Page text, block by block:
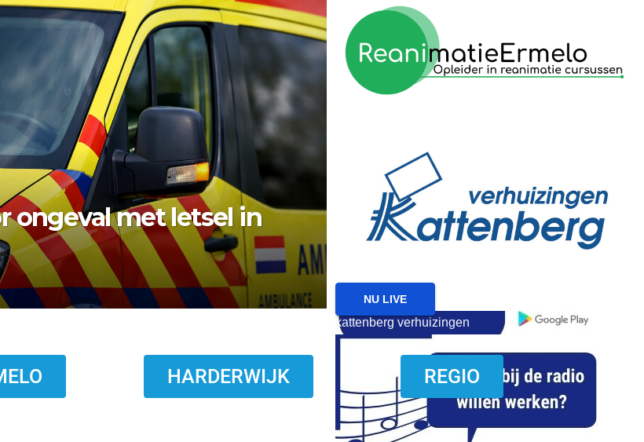
vishandel af:
2026
NIEUWS NIEUWS ERMELO
Brand gemeld bij
Ermelo
reanimatie ermelo
kattenberg verhuizingen
NU LIVE
HARDERWIJK REGIO